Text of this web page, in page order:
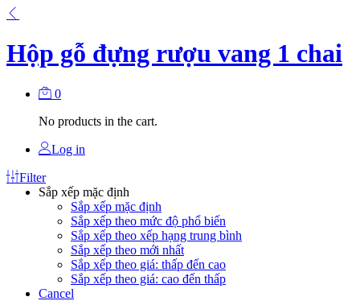
Hộp gỗ đựng rượu vang 1 chai
0
No products in the cart.
Log in
Filter
Sắp xếp mặc định
Sắp xếp mặc định
Sắp xếp theo mức độ phổ biến
Sắp xếp theo xếp hạng trung bình
Sắp xếp theo mới nhất
Sắp xếp theo giá: thấp đến cao
Sắp xếp theo giá: cao đến thấp
Cancel